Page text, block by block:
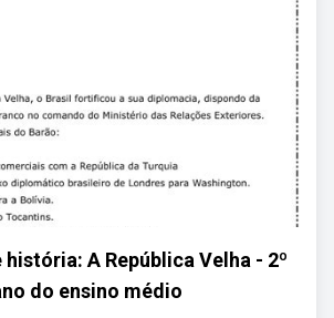
A República Velha - 2º
do ensino médio